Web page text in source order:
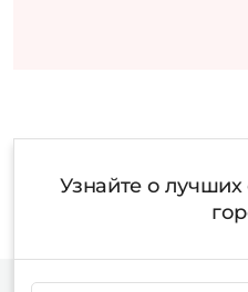
Узнайте о